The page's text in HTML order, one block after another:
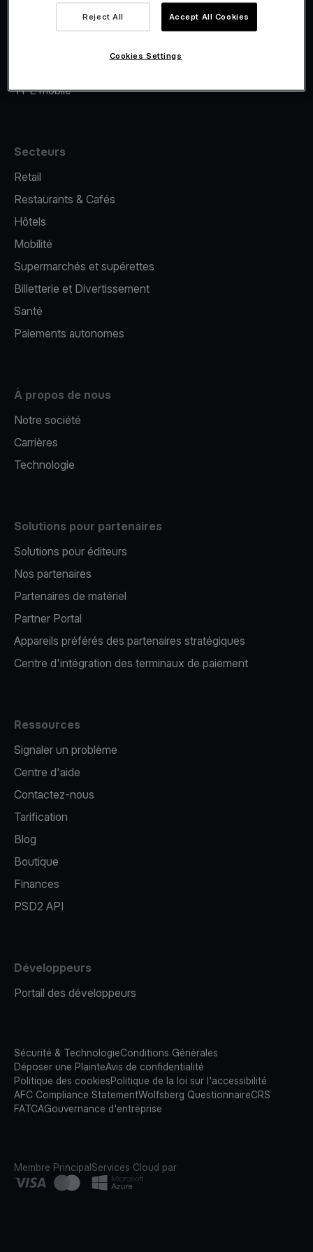
Financement Viva.com
TPE mobile
Secteurs
Retail
Restaurants & Cafés
Hôtels
Mobilité
Supermarchés et supérettes
Billetterie et Divertissement
Santé
Paiements autonomes
À propos de nous
Notre société
Carrières
Technologie
Solutions pour partenaires
Solutions pour éditeurs​
Nos partenaires​
Partenaires de matériel
Partner Portal
Appareils préférés des partenaires stratégiques
Centre d'intégration des terminaux de paiement
Ressources
Signaler un problème
Centre d'aide
Contactez-nous
Tarification
Blog
Boutique
Finances
PSD2 API
Développeurs
Portail des développeurs
Sécurité & TechnologieConditions Générales
Déposer une PlainteAvis de confidentialité
Politique des cookiesPolitique de la loi sur l'accessibilité
AFC Compliance StatementWolfsberg QuestionnaireCRS
FATCAGouvernance d'entreprise
Membre PrincipalServices Cloud par
Reject All Accept All Cookies
Cookies Settings